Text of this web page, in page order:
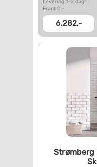
Fragt 0,-
6.282,-